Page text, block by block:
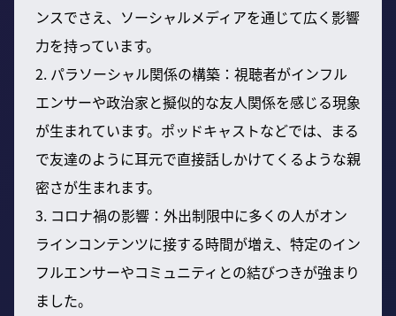
ンスでさえ、ソーシャルメディアを通じて広く影響
力を持っています。
2. パラソーシャル関係の構築：視聴者がインフル
エンサーや政治家と擬似的な友人関係を感じる現象
が生まれています。ポッドキャストなどでは、まる
で友達のように耳元で直接話しかけてくるような親
密さが生まれます。
3. コロナ禍の影響：外出制限中に多くの人がオン
ラインコンテンツに接する時間が増え、特定のイン
フルエンサーやコミュニティとの結びつきが強まり
ました。